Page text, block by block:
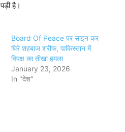
है।
Board Of Peace पर साइन कर
घिरे शहबाज शरीफ, पाकिस्तान में
विपक्ष का तीखा हमला
January 23, 2026
In "देश"